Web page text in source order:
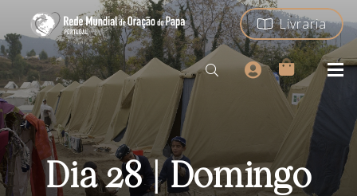
Livraria
Dia 28 | Domingo